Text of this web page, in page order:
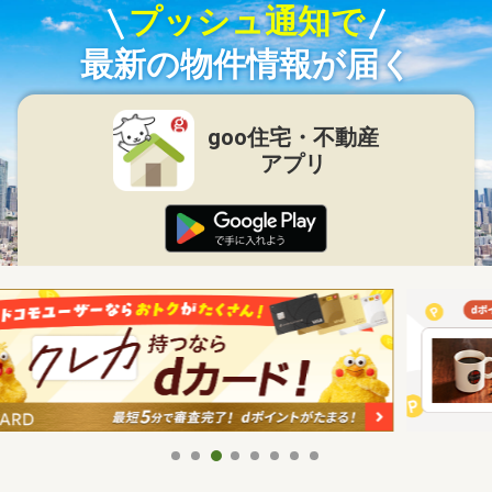
プッシュ通知で
最新の物件情報が届く
goo住宅・不動産
アプリ